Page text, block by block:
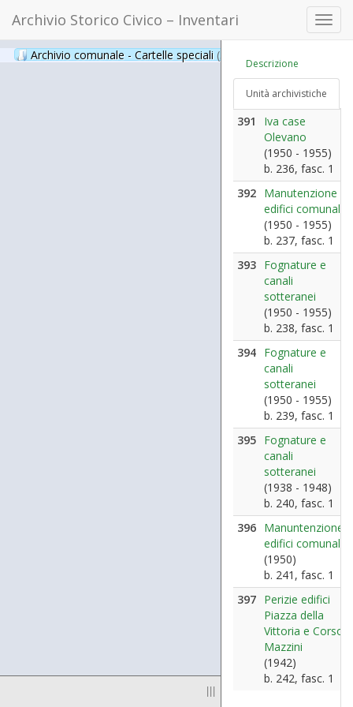
Archivio Storico Civico – Inventari
Archivio comunale - Cartelle speciali (397)
|||
Descrizione
Unità archivistiche
391
Iva case
Olevano
(1950 - 1955)
b. 236, fasc. 1
392 Manutenzione
edifici comunali
(1950 - 1955)
b. 237, fasc. 1
393 Fognature e
canali
sotteranei
(1950 - 1955)
b. 238, fasc. 1
394 Fognature e
canali
sotteranei
(1950 - 1955)
b. 239, fasc. 1
395 Fognature e
canali
sotteranei
(1938 - 1948)
b. 240, fasc. 1
396 Manuntenzione
edifici comunali
(1950)
b. 241, fasc. 1
397 Perizie edifici
Piazza della
Vittoria e Corso
Mazzini
(1942)
b. 242, fasc. 1